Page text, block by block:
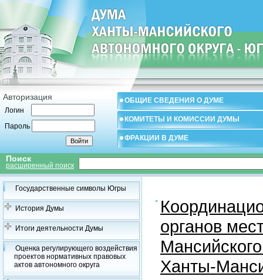
Авторизация
Логин
Пароль
ОБЩИЕ СВЕДЕНИЯ О ДУМЕ
КОМИТЕТЫ И КОМИССИИ ДУМЫ
ФРАКЦИИ В ДУМЕ
Поиск
расширенный поиск
Государственные символы Югры
История Думы
Итоги деятельности Думы
Оценка регулирующего воздействия
проектов нормативных правовых
актов автономного округа
органов
Ханты-